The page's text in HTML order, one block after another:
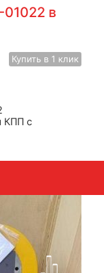
в
Купить в 1 клик
КПП с